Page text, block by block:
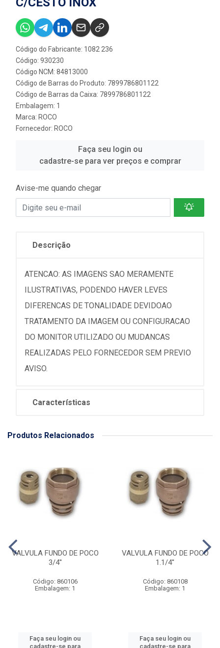
Código do Fabricante: 1082 236
Código: 930230
Código NCM: 84813000
Código de Barras do Produto: 7899786801122
Código de Barras da Caixa: 7899786801122
Embalagem: 1
Marca: ROCO
Fornecedor: ROCO
Faça seu login ou
cadastre-se para ver preços e comprar
Avise-me quando chegar
Descrição
ATENCAO: AS IMAGENS SAO MERAMENTE
ILUSTRATIVAS, PODENDO HAVER LEVES
DIFERENCAS DE TONALIDADE DEVIDOAO
TRATAMENTO DA IMAGEM OU CONFIGURACAO
DO MONITOR UTILIZADO OU MUDANCAS
REALIZADAS PELO FORNECEDOR SEM PREVIO
AVISO.
Características
Produtos Relacionados
VALVULA FUNDO DE POCO
3/4''
Código: 860106
Embalagem: 1
Faça seu login ou
cadastre-se para
VALVULA FUNDO DE POCO
1.1/4''
Código: 860108
Embalagem: 1
Faça seu login ou
cadastre-se para